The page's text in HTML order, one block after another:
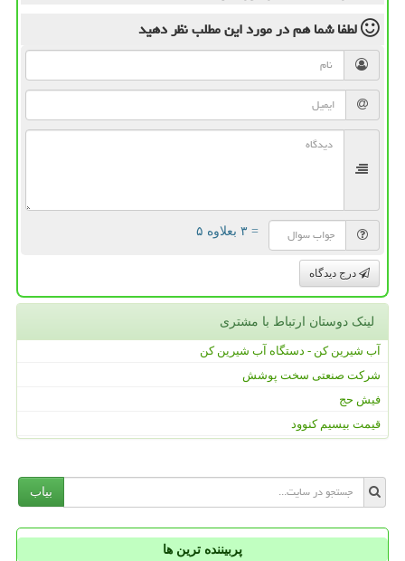
لطفا شما همدر مورد این مطلبنظر دهید
= ۳ بعلاوه ۵
درج دیدگاه
لینک دوستان ارتباط با مشتری
آب شیرین کن - دستگاه آب شیرین کن
شرکت صنعتی سخت پوشش
فیش حج
قیمت بیسیم کنوود
بیاب
پربیننده ترین ها